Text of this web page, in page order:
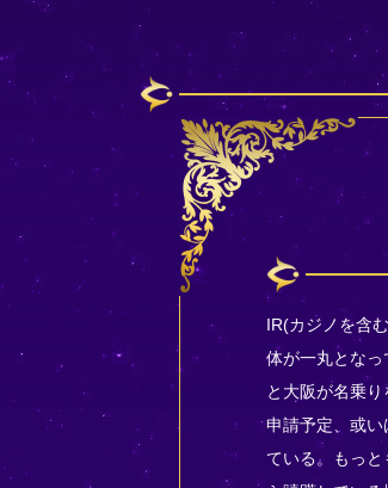
IR(カジノを含
体が一丸となっ
と大阪が名乗
申請予定、或い
ている。もっ